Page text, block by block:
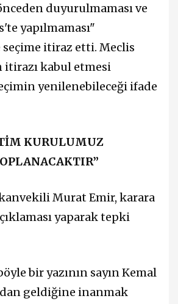
duyurulmaması ve
yapılmaması"
itiraz etti. Meclis
itirazı kabul etmesi
yenilenebileceği ifade
KURULUMUZ
Murat Emir, karara
yaparak tepki
bir yazının sayın Kemal
geldiğine inanmak